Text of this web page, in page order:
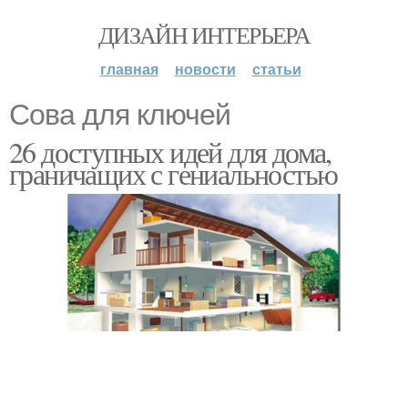
ДИЗАЙН ИНТЕРЬЕРА
главная новости статьи
Сова для ключей
26 доступных идей для дома,
граничащих с гениальностью